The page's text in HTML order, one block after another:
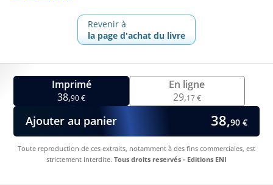
Revenir à
la page d'achat du livre
Imprimé
38,90 €
En ligne
29,17 €
Ajouter au panier 38,90 €
Toute reproduction de ces extraits, notamment à des fins commerciales, est
strictement interdite. Tous droits reservés - Editions ENI